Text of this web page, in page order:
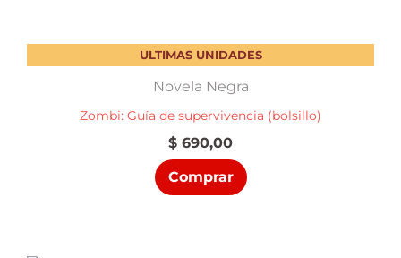
ULTIMAS UNIDADES
Novela Negra
Zombi: Guía de supervivencia (bolsillo)
$ 690,00
Comprar